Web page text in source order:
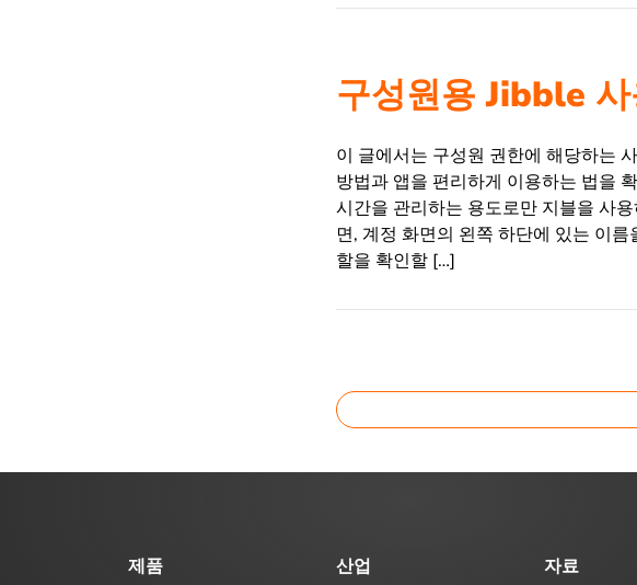
구성원용 Jibble 사
이 글에서는 구성원 권한에 해당하는
방법과 앱을 편리하게 이용하는 법을
시간을 관리하는 용도로만 지블을 사
면, 계정 화면의 왼쪽 하단에 있는 이
할을 확인할 […]
제품
산업
자료